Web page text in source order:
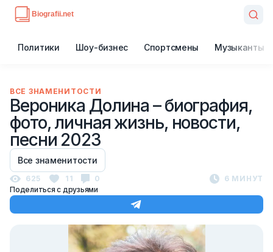
Политики Шоу-бизнес Спортсмены Музыканты
ВСЕ ЗНАМЕНИТОСТИ
Вероника Долина – биография,
фото, личная жизнь, новости,
песни 2023
Все знаменитости
625 11 0
6 МИНУТ
Поделиться с друзьями